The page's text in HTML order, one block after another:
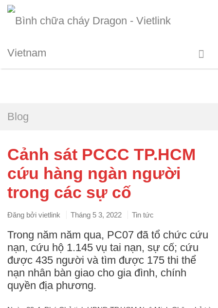
Blog
Cảnh sát PCCC TP.HCM
cứu hàng ngàn người
trong các sự cố
Đăng bởi vietlink Tháng 5 3, 2022 Tin tức
Trong năm năm qua, PC07 đã tổ chức cứu
nạn, cứu hộ 1.145 vụ tai nạn, sự cố; cứu
được 435 người và tìm được 175 thi thể
nạn nhân bàn giao cho gia đình, chính
quyền địa phương.